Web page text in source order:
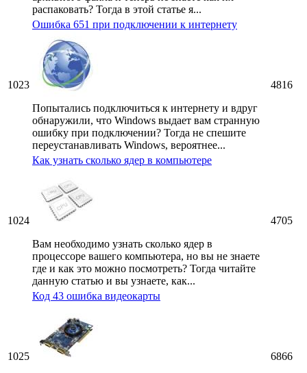
распаковать? Тогда в этой статье я...
1023
Ошибка 651 при подключении к интернету
Попытались подключиться к интернету и вдруг
обнаружили, что Windows выдает вам странную
ошибку при подключении? Тогда не спешите
переустанавливать Windows, вероятнее...
4816
1024
Как узнать сколько ядер в компьютере
Вам необходимо узнать сколько ядер в
процессоре вашего компьютера, но вы не знаете
где и как это можно посмотреть? Тогда читайте
данную статью и вы узнаете, как...
4705
1025
Код 43 ошибка видеокарты
6866